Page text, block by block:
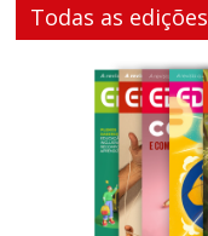
Todas as edições